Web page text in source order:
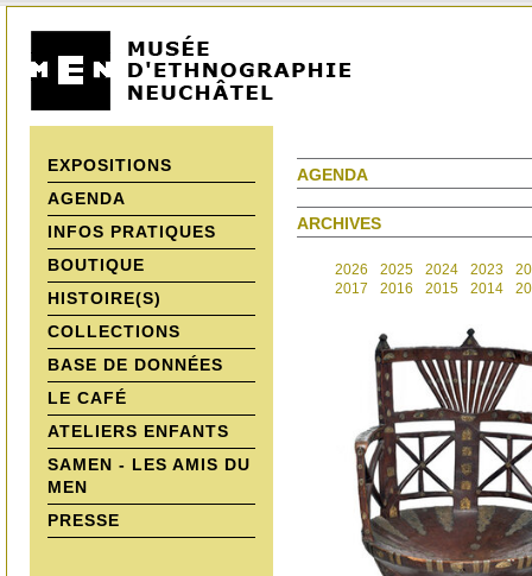
EXPOSITIONS
AGENDA
INFOS PRATIQUES
BOUTIQUE
HISTOIRE(S)
COLLECTIONS
BASE DE DONNÉES
LE CAFÉ
ATELIERS ENFANTS
SAMEN - LES AMIS DU
MEN
PRESSE
AGENDA
ARCHIVES
2026 2025 2024 2023
2017
2016 2015 2014